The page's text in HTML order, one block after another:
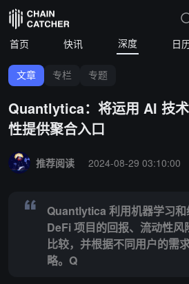
首页 快讯 深度 日
文章 专栏 专题
Quantlytica：将运用 AI 技
性提供聚合入口
推荐阅读
2024-08-29 03:10:00
Quantlytica 利用机器学习
DeFi 项目的回报、流动性风
比较，并根据不同用户的需
略。Q